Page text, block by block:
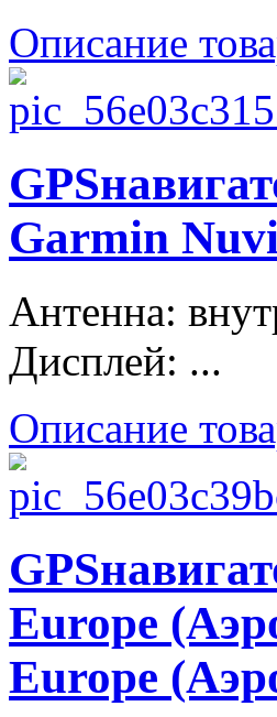
Описание
Garmin
Антенна:
Дисплей: ...
Описание
Europe
Europe